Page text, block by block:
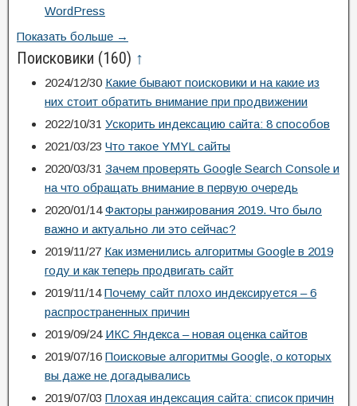
WordPress
Показать больше →
Поисковики (160) ↑
2024/12/30 Какие бывают поисковики и на какие из
них стоит обратить внимание при продвижении
2022/10/31 Ускорить индексацию сайта: 8 способов
2021/03/23 Что такое YMYL сайты
2020/03/31 Зачем проверять Google Search Console и
на что обращать внимание в первую очередь
2020/01/14 Факторы ранжирования 2019. Что было
важно и актуально ли это сейчас?
2019/11/27 Как изменились алгоритмы Google в 2019
году и как теперь продвигать сайт
2019/11/14 Почему сайт плохо индексируется – 6
распространенных причин
2019/09/24 ИКС Яндекса – новая оценка сайтов
2019/07/16 Поисковые алгоритмы Google, о которых
вы даже не догадывались
2019/07/03 Плохая индексация сайта: список причин